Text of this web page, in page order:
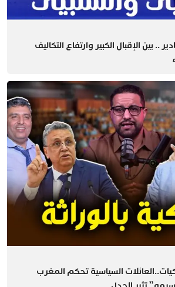
.. بين الإقبال الكبير وارتفاع التكاليف
السياسية تحكم المغرب